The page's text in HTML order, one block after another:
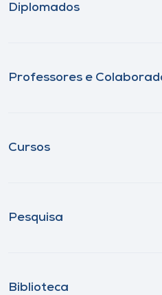
Diplomados
Professores e
Cursos
Pesquisa
Biblioteca